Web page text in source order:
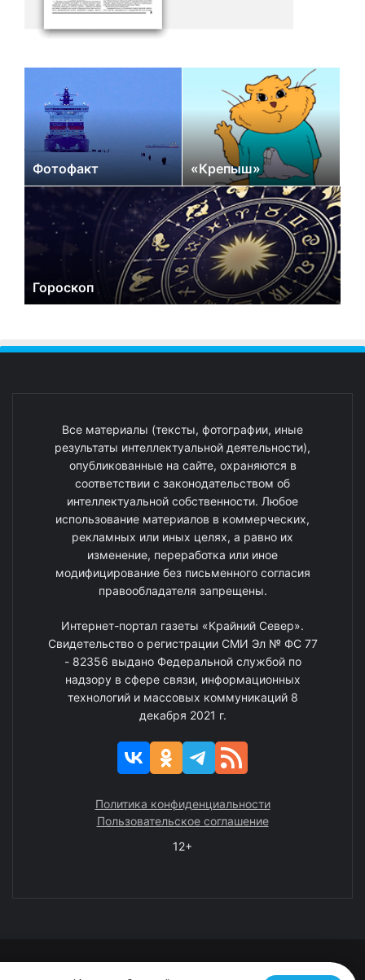
Фотофакт «Крепыш»
Гороскоп
Все материалы (тексты, фотографии, иные
результаты интеллектуальной деятельности),
опубликованные на сайте, охраняются в
соответствии с законодательством об
интеллектуальной собственности. Любое
использование материалов в коммерческих,
рекламных или иных целях, а равно их
изменение, переработка или иное
модифицирование без письменного согласия
правообладателя запрещены.
Интернет-портал газеты «Крайний Север».
Свидетельство о регистрации СМИ Эл № ФС 77
- 82356 выдано Федеральной службой по
надзору в сфере связи, информационных
технологий и массовых коммуникаций 8
декабря 2021 г.
Политика конфиденциальности
Пользовательское соглашение
12+